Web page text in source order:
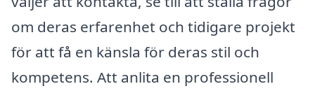
om deras erfarenhet och tidigare projekt
för att få en känsla för deras stil och
kompetens. Att anlita en professionell